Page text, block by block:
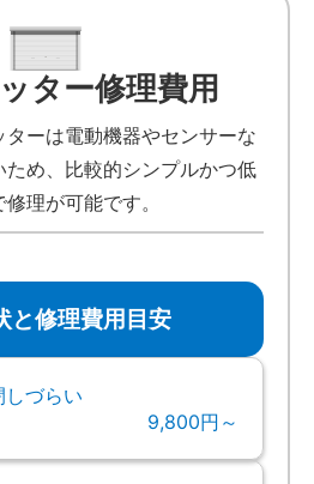
ター修理費用
ーは電動機器やセンサーな
ため、比較的シンプルかつ低
理が可能です。
と修理費用目安
づらい
9,800円～